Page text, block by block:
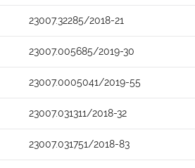
23007.32285/2018-21
23007.005685/2019-30
23007.0005041/2019-55
23007.031311/2018-32
23007.031751/2018-83